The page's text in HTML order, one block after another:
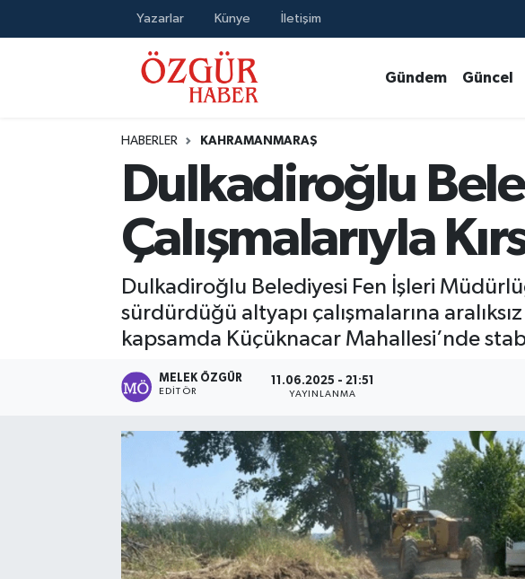
Yazarlar Künye İletişim
Gündem Güncel
HABERLER KAHRAMANMARAŞ
Dulkadiroğlu
Çalışmalarıyla
Dulkadiroğlu Belediyesi Fen İşleri
sürdürdüğü altyapı çalışmalarına
kapsamda Küçüknacar Mahallesi’nde
MELEK ÖZGÜR
EDITÖR
11.06.2025 - 21:51
YAYINLANMA
MODA - GÜZELLİK
Tarih - Kültür - Sanat - Turizm
Nöbetçi Eczaneler
Trafik Durumu
Süper Lig Puan Durumu ve Fikstür
Tüm Manşetler
Son Dakika Haberleri
Haber Arşivi